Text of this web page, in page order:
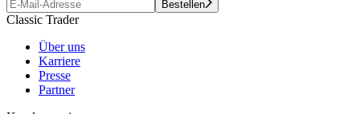
Bestellen
Classic Trader
Über uns
Karriere
Presse
Partner